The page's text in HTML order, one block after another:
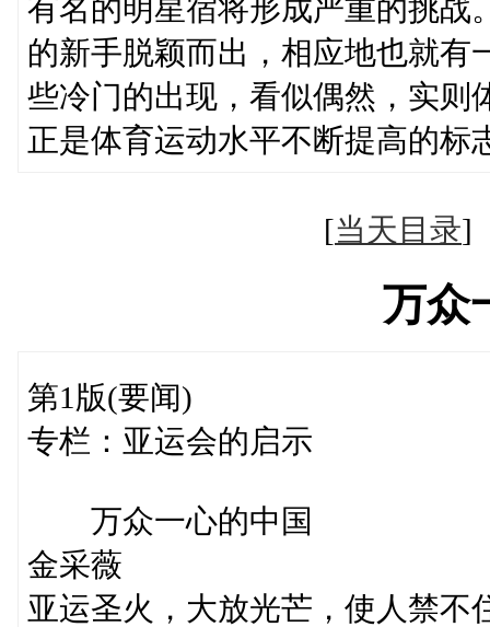
有名的明星宿将形成严重的挑战
的新手脱颖而出，相应地也就有
些冷门的出现，看似偶然，实则
正是体育运动水平不断提高的标
[当天目录
万众
第1版(要闻)
专栏：亚运会的启示
万众一心的中国
金采薇
亚运圣火，大放光芒，使人禁不